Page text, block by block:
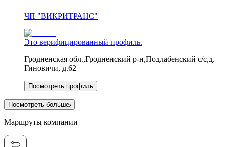
ЧП "ВИКРИТРАНС"
Это верифицированный профиль.
Гродненская обл.,Гродненский р-н,Подлабенский с/с,д.
Гиновичи, д.62
Посмотреть профиль
Посмотреть больше
Маршруты компании